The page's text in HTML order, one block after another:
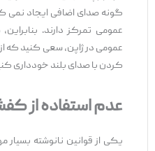
گونه صدای اضافی ایجاد نمی
عمومی تمرکز دارند.
عمومی در ژاپن، سعی کنید که
کردن با صدای بلند خودداری
عدم استفاده از
یکی از قوانین نانوشته بسیار